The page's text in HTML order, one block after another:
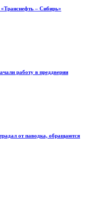
– Сибирь»
работу в преддверии
от паводка, обращаются